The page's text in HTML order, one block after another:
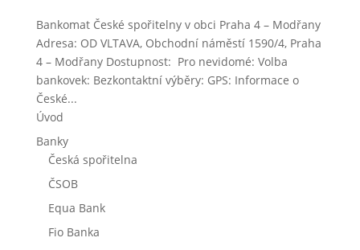
Bankomat České spořitelny v obci Praha 4 – Modřany
Adresa: OD VLTAVA, Obchodní náměstí 1590/4, Praha
4 – Modřany Dostupnost: Pro nevidomé: Volba
bankovek: Bezkontaktní výběry: GPS: Informace o
České...
Úvod
Banky
Česká spořitelna
ČSOB
Equa Bank
Fio Banka